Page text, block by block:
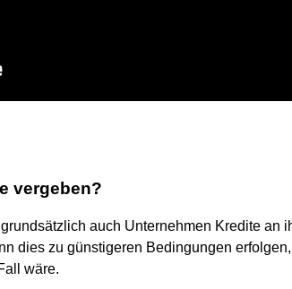
vergeben?
auch Unternehmen Kredite an
dies zu günstigeren Bedingungen
wäre.